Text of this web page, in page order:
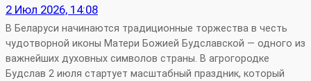
2 Июл 2026, 14:08
В Беларуси начинаются традиционные торжества в честь
чудотворной иконы Матери Божией Будславской — одного из
важнейших духовных символов страны. В агрогородке
Будслав 2 июля стартует масштабный праздник, который